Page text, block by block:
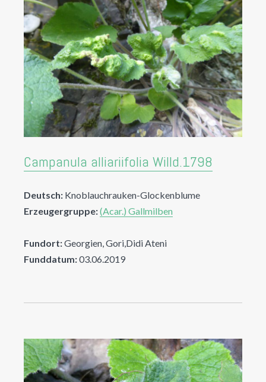
Campanula alliariifolia Willd.1798
Deutsch: Knoblauchrauken-Glockenblume
Erzeugergruppe:(Acar.) Gallmilben
Fundort:Georgien, Gori,Didi Ateni
Funddatum:03.06.2019